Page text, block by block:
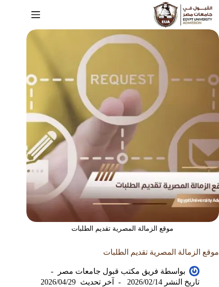
موقع الزمالة المصرية تقديم الطلبات
موقع الزمالة المصرية تقديم الطلبات
بواسطة فريق مكتب قبول جامعات مصر
تاريخ النشر 2026/02/14 آخر تحديث 2026/04/29